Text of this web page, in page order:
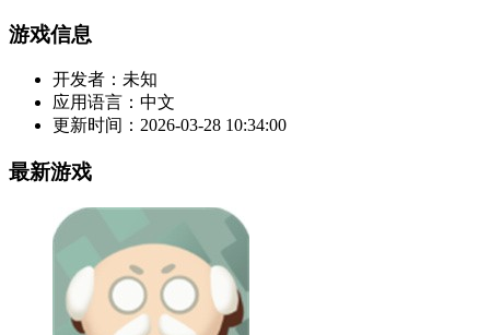
游戏信息
开发者： 未知
应用语言： 中文
更新时间： 2026-03-28 10:34:00
最新游戏